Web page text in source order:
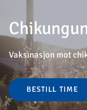
Vaksinasjon mot
BESTILL TIME